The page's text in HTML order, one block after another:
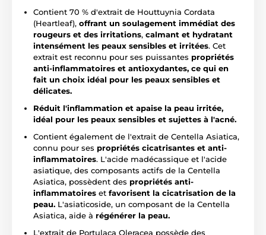
Contient 70 % d'extrait de Houttuynia Cordata
(Heartleaf), offrant un soulagement immédiat des
rougeurs et des irritations, calmant et hydratant
intensément les peaux sensibles et irritées. Cet
extrait est reconnu pour ses puissantes propriétés
anti-inflammatoires et antioxydantes, ce qui en
fait un choix idéal pour les peaux sensibles et
délicates.
Réduit l'inflammation et apaise la peau irritée,
idéal pour les peaux sensibles et sujettes à l'acné.
Contient également de l'extrait de Centella Asiatica,
connu pour ses propriétés cicatrisantes et anti-
inflammatoires. L'acide madécassique et l'acide
asiatique, des composants actifs de la Centella
Asiatica, possèdent des propriétés anti-
inflammatoires et favorisent la cicatrisation de la
peau. L'asiaticoside, un composant de la Centella
Asiatica, aide à régénérer la peau.
L'extrait de Portulaca Oleracea possède des